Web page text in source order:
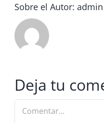
Sobre el Autor: admin
Deja tu
Comentar